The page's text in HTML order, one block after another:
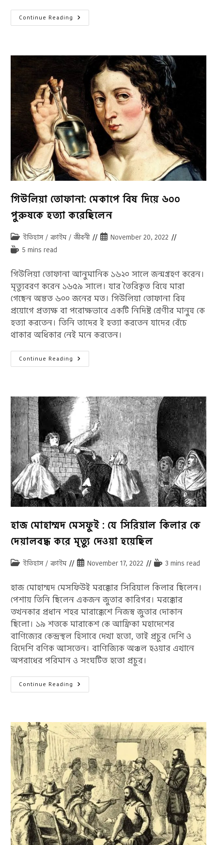
Continue Reading রাসপুতিন:
এক
গিউলিয়া তোফানা: মেকাপে বিষ দিয়ে ৬০০
পুরুষকে হত্যা করেছিলেন
Post
category:
ইতিহাস / ক্রাইম / জীবনী
PostNovember 20, 2022
Reading5 mins read
গিউলিয়া তোফানা আনুমানিক ১৬২০ সালে জন্মগ্রহণ করেন।
মৃত্যুবরণ করেন ১৬৫৯ সালে। যার তৈরিকৃত বিষে মারা
গেছেন অন্তত ৬০০ জনের মত। গিউলিয়া তোফানা বিষ
প্রয়োগে প্রত্যক্ষ বা পরোক্ষভাবে একটি নিদিষ্ট শ্রেণীর মানুষ কে
হত্যা করতেন। তিনি তাদের ই হত্যা করতেন যাদের বেঁচে
থাকার অধিকার নেই মনে করতেন।
Continue Reading গিউলিয়া
তোফানা:
পুরুষকে
হত্যা
করেছিলেন
হাজ মোহাম্মদ মেসফুই : যে সিরিয়াল কিলার কে
দেয়ালবদ্ধ করে মৃত্যু দেওয়া হয়েছিল
Postইতিহাস / ক্রাইম
PostNovember 17, 2022
Reading3 mins read
হাজ মোহাম্মদ মেসফিউই মরক্কোর সিরিয়াল কিলার ছিলেন।
পেশায় তিনি ছিলেন একজন জুতার কারিগর। মরক্কোর
তখনকার প্রধান শহর মারাক্কেশে নিজস্ব জুতার দোকান
ছিলো। ১৯ শতকে মারাকেশ কে আফ্রিকা মহাদেশের
বাণিজ্যের কেন্দ্রস্থল হিসাবে দেখা হতো, তাই প্রচুর দেশি ও
বিদেশি বণিক আসতেন। বাণিজ্যিক অঞ্চল হওয়ার এখানে
অপরাধের পরিমান ও সংঘটিত হতো প্রচুর।
Continue Reading হাজ
মোহাম্মদ
কিলার
কে
দেয়ালবদ্ধ
করে
মৃত্যু
দেওয়া
হয়েছিল